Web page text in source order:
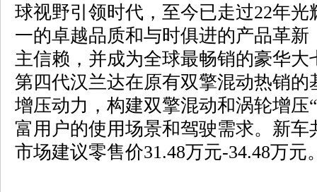
球视野引领时代，至今已走过22年
一的卓越品质和与时俱进的产品革新
主信赖，并成为全球最畅销的豪华大
第四代汉兰达在原有双擎混动热销的
增压动力，构建双擎混动和涡轮增压
富用户的使用场景和驾驶需求。新
市场建议零售价31.48万元-34.48万元